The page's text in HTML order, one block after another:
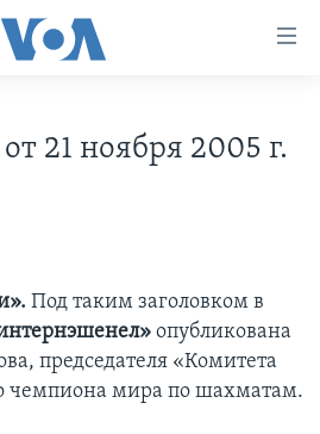
ИСТОРИЯ
21 ноября 2005 г.
Под таким заголовком в
опубликована
председателя «Комитета
чемпиона мира по шахматам.